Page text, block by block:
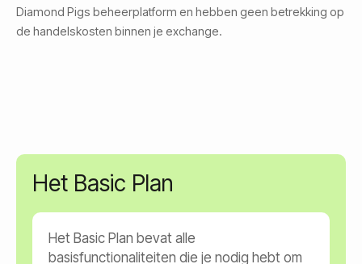
Diamond Pigs beheerplatform en hebben geen betrekking op
de handelskosten binnen je exchange.
Het Basic Plan
Het Basic Plan bevat alle
basisfunctionaliteiten die je nodig hebt om